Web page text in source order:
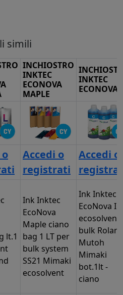
simili
INCHIOSTRO
INKTEC
ECONOVA
MAPLE
INKTEC
ECONOVA
Accedi o
registrati
Accedi o
lt.1
Ink Inktec
EcoNova
Maple ciano
bag 1 LT per
bulk system
SS21 Mimaki
ecosolvent
Ink Inktec
EcoNova ID
ecosolvent
bulk
Mutoh
Mimaki
bot.1lt -
ciano